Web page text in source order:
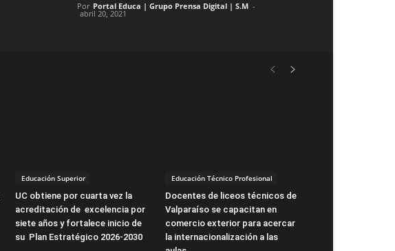
Por Portal Educa | Grupo Prensa Digital | S.M -
abril 20, 2021
Educación Superior
UC obtiene por cuarta vez la
acreditación de excelencia por
siete años y fortalece inicio de
su Plan Estratégico 2026-2030
Educación Técnico Profesional
Docentes de liceos técnicos de
Valparaíso se capacitan en
comercio exterior para acercar
la internacionalización a las